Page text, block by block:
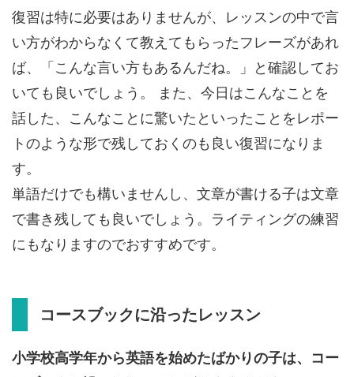
復習は特に必要はありませんが、レッスンの中で言
い方がわからなくて教えてもらったフレーズがあれ
ば、「こんな言い方もあるんだね。」と確認してお
いても良いでしょう。 また、今日はこんなことを
話した、こんなことに驚いたといったことをレポー
トのような形で残しておくのも良い復習になりま
す。
単語だけでも構いませんし、文章が書ける子は文章
で書き残しても良いでしょう。ライティングの練習
にもなりますのでおすすめです。
コースブックに沿ったレッスン
小学校高学年から英語を始めたばかりの子は、コー